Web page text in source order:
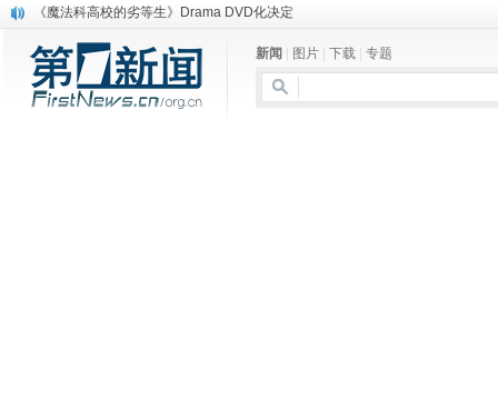
《魔法科高校的劣等生》Drama DVD化决定
消息称刘强东要求京东商城明年扭亏为盈
保健品也能吃出一身病? 康宝莱员工自揭多项家丑
煤价"跳水"电企利润"蹦高" 电煤联动亟待完善
新闻 图片 下载 专题